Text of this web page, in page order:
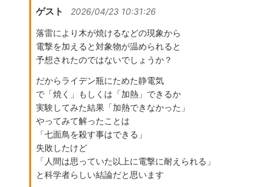
ゲスト 2026/04/23 10:31:26
落雷により木が焼けるなどの現象から
電撃を加えると対象物が温められると
予想されたのではないでしょうか？
だからライデン瓶にためた静電気
で「焼く」もしくは「加熱」できるか
実験してみた結果「加熱できなかった」
やってみて解ったことは
「七面鳥を殺す事はできる」
失敗したけど
「人間は思っていた以上に電撃に耐えられる」
と科学者らしい結論だと思います